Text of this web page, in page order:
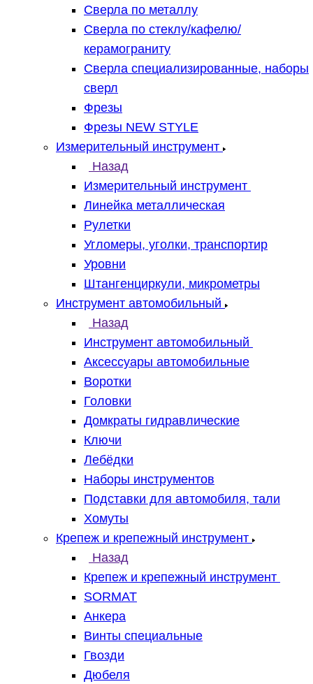
Сверла по металлу
Сверла по стеклу/кафелю/
керамограниту
Сверла специализированные, наборы
сверл
Фрезы
Фрезы NEW STYLE
Измерительный инструмент
Назад
Измерительный инструмент
Линейка металлическая
Рулетки
Угломеры, уголки, транспортир
Уровни
Штангенциркули, микрометры
Инструмент автомобильный
Назад
Инструмент автомобильный
Аксессуары автомобильные
Воротки
Головки
Домкраты гидравлические
Ключи
Лебёдки
Наборы инструментов
Подставки для автомобиля, тали
Хомуты
Крепеж и крепежный инструмент
Назад
Крепеж и крепежный инструмент
SORMAT
Анкера
Винты специальные
Гвозди
Дюбеля